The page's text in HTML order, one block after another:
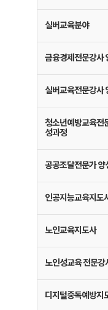
실버교육분야
금융경제전문강사
실버교육전문강사
청소년예방교육전
성과정
공공조달전문가 양
인공지능교육지도
노인교육지도사
노인성교육 전문강
디지털중독예방지